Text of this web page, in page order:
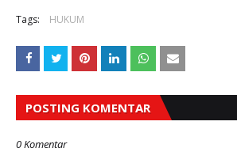
Tags: HUKUM
POSTING KOMENTAR
0 Komentar